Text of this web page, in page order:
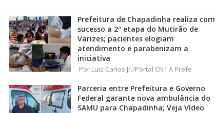
Prefeitura de Chapadinha realiza com
sucesso a 2ª etapa do Mutirão de
Varizes; pacientes elogiam
atendimento e parabenizam a
iniciativa
Por Luiz Carlos Jr./Portal CN1 A Prefe
Parceria entre Prefeitura e Governo
Federal garante nova ambulância do
SAMU para Chapadinha; Veja Vídeo